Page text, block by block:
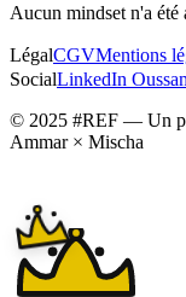
Aucun mindset n'a été
LégalCGVMentions
SocialLinkedIn
© 2025 #REF — Un
Ammar × Mischa